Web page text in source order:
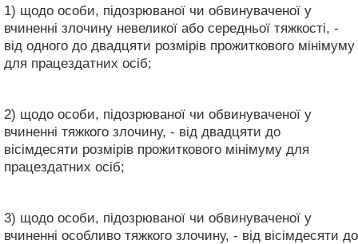
1) щодо особи, підозрюваної чи обвинуваченої у
вчиненні злочину невеликої або середньої тяжкості, -
від одного до двадцяти розмірів прожиткового мінімуму
для працездатних осіб;
2) щодо особи, підозрюваної чи обвинуваченої у
вчиненні тяжкого злочину, - від двадцяти до
вісімдесяти розмірів прожиткового мінімуму для
працездатних осіб;
3) щодо особи, підозрюваної чи обвинуваченої у
вчиненні особливо тяжкого злочину, - від вісімдесяти до